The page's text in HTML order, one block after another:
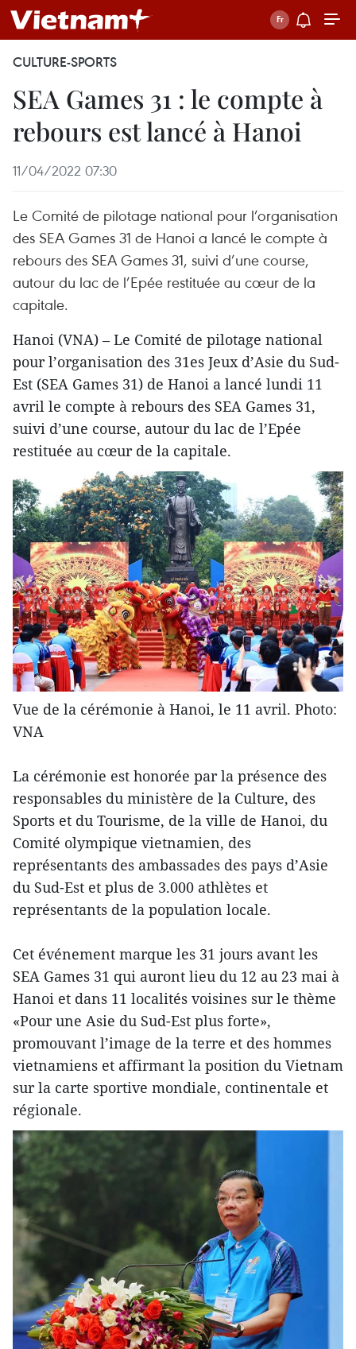
CULTURE-SPORTS
SEA Games 31 : le compte à
rebours est lancé à Hanoi
11/04/2022 07:30
Le Comité de pilotage national pour l’organisation
des SEA Games 31 de Hanoi a lancé le compte à
rebours des SEA Games 31, suivi d’une course,
autour du lac de l’Epée restituée au cœur de la
capitale.
Hanoi (VNA) – Le Comité de pilotage national
pour l’organisation des 31es Jeux d’Asie du Sud-
Est (SEA Games 31) de Hanoi a lancé lundi 11
avril le compte à rebours des SEA Games 31,
suivi d’une course, autour du lac de l’Epée
restituée au cœur de la capitale.
Vue de la cérémonie à Hanoi, le 11 avril. Photo:
VNA
La cérémonie est honorée par la présence des
responsables du ministère de la Culture, des
Sports et du Tourisme, de la ville de Hanoi, du
Comité olympique vietnamien, des
représentants des ambassades des pays d’Asie
du Sud-Est et plus de 3.000 athlètes et
représentants de la population locale.
Cet événement marque les 31 jours avant les
SEA Games 31 qui auront lieu du 12 au 23 mai à
Hanoi et dans 11 localités voisines sur le thème
«Pour une Asie du Sud-Est plus forte»,
promouvant l’image de la terre et des hommes
vietnamiens et affirmant la position du Vietnam
sur la carte sportive mondiale, continentale et
régionale.